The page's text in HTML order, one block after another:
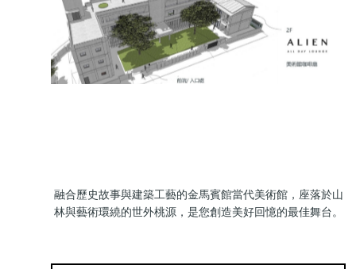
融合歷史故事與建築工藝的金馬賓館當代美術館，座落於山
林與藝術環繞的世外桃源，是您創造美好回憶的最佳舞台。